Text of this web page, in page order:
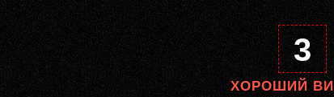
3
ХОРОШИЙ